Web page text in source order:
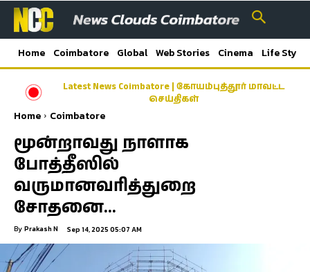
Home Coimbatore Global Web Stories Cinema Life Style
Latest News Coimbatore | கோயம்புத்தூர் மாவட்ட
செய்திகள்
Home Coimbatore
மூன்றாவது நாளாக
போத்தீஸில்
வருமானவரித்துறை
சோதனை…
By Prakash N Sep 14, 2025 05:07 AM